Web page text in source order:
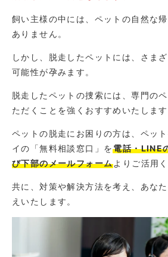
飼い主様の中には、ペットの自然な
ありません。
しかし、脱走したペットには、さま
可能性が孕みます。
脱走したペットの捜索には、専門の
ただくことを強くおすすめいたします
ペットの脱走にお困りの方は、ペッ
イの「無料相談窓口」を電話・LINE
び下部のメールフォームよりご活用く
共に、対策や解決方法を考え、あな
えいたします。